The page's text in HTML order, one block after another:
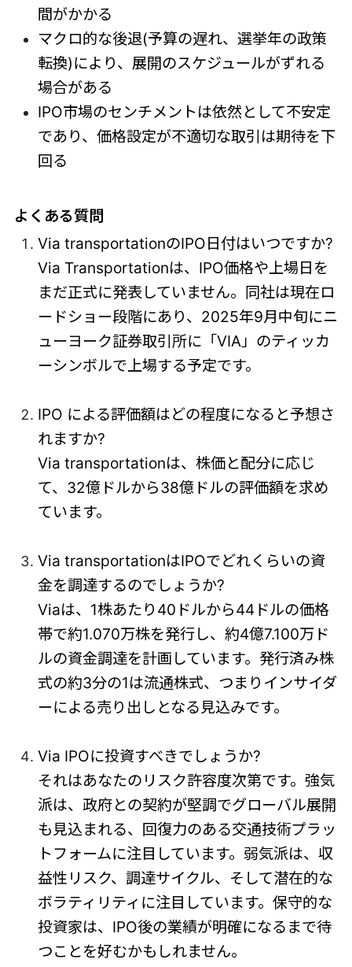
間がかかる
マクロ的な後退(予算の遅れ、選挙年の政策
転換)により、展開のスケジュールがずれる
場合がある
IPO市場のセンチメントは依然として不安定
であり、価格設定が不適切な取引は期待を下
回る
よくある質問
Via transportationのIPO日付はいつですか?
Via Transportationは、IPO価格や上場日を
まだ正式に発表していません。同社は現在ロ
ードショー段階にあり、2025年9月中旬にニ
ューヨーク証券取引所に「VIA」のティッカ
ーシンボルで上場する予定です。
IPO による評価額はどの程度になると予想さ
れますか?
Via transportationは、株価と配分に応じ
て、32億ドルから38億ドルの評価額を求め
ています。
Via transportationはIPOでどれくらいの資
金を調達するのでしょうか?
Viaは、1株あたり40ドルから44ドルの価格
帯で約1.070万株を発行し、約4億7.100万ド
ルの資金調達を計画しています。発行済み株
式の約3分の1は流通株式、つまりインサイダ
ーによる売り出しとなる見込みです。
Via IPOに投資すべきでしょうか?
それはあなたのリスク許容度次第です。強気
派は、政府との契約が堅調でグローバル展開
も見込まれる、回復力のある交通技術プラッ
トフォームに注目しています。弱気派は、収
益性リスク、調達サイクル、そして潜在的な
ボラティリティに注目しています。保守的な
投資家は、IPO後の業績が明確になるまで待
つことを好むかもしれません。